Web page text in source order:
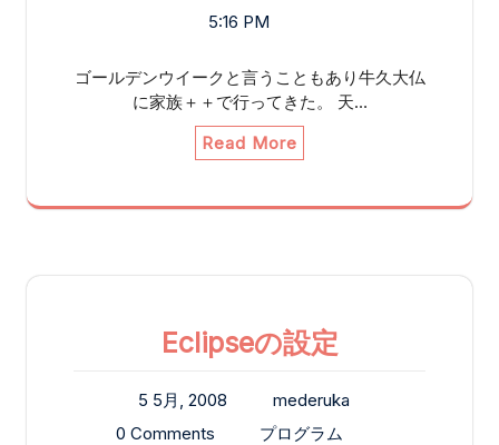
5:16 PM
ゴールデンウイークと言うこともあり牛久大仏
に家族＋＋で行ってきた。 天…
Read More
Eclipseの設定
5 5月, 2008
mederuka
0 Comments
プログラム